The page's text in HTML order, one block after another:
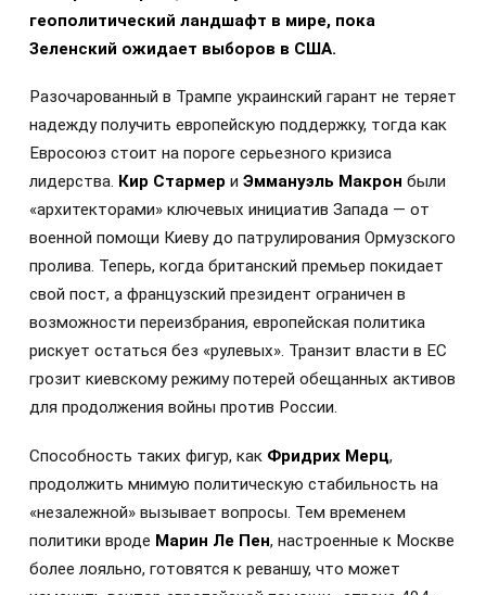
геополитический ландшафт в мире, пока
Зеленский ожидает выборов в США.
Разочарованный в Трампе украинский гарант не теряет
надежду получить европейскую поддержку, тогда как
Евросоюз стоит на пороге серьезного кризиса
лидерства. Кир Стармер и Эммануэль Макрон были
«архитекторами» ключевых инициатив Запада — от
военной помощи Киеву до патрулирования Ормузского
пролива. Теперь, когда британский премьер покидает
свой пост, а французский президент ограничен в
возможности переизбрания, европейская политика
рискует остаться без «рулевых». Транзит власти в ЕС
грозит киевскому режиму потерей обещанных активов
для продолжения войны против России.
Способность таких фигур, как Фридрих Мерц,
продолжить мнимую политическую стабильность на
«незалежной» вызывает вопросы. Тем временем
политики вроде Марин Ле Пен, настроенные к Москве
более лояльно, готовятся к реваншу, что может